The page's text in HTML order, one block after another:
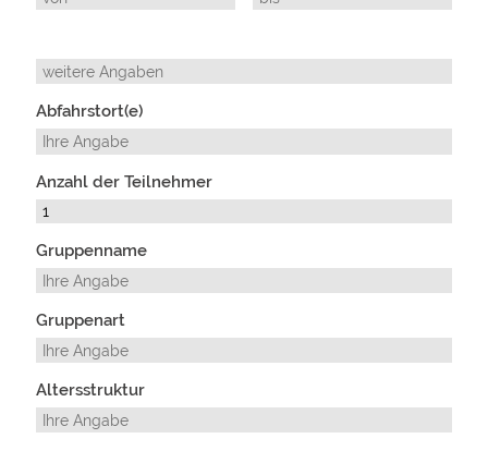
Abfahrstort(e)
Anzahl der Teilnehmer
Gruppenname
Gruppenart
Altersstruktur